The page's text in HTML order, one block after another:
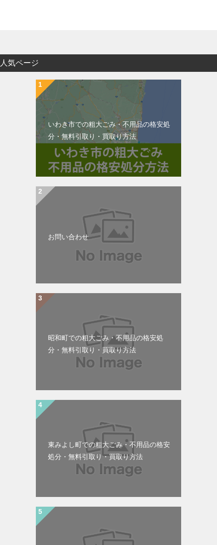
人気ページ
いわき市での粗大ごみ・不用品の格安処
分・無料引取り・買取り方法
お問い合わせ
昭和町での粗大ごみ・不用品の格安処
分・無料引取り・買取り方法
東みよし町での粗大ごみ・不用品の格安
処分・無料引取り・買取り方法